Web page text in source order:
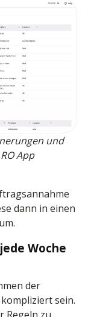
und
App
dann in einen
Woche
der
sein.